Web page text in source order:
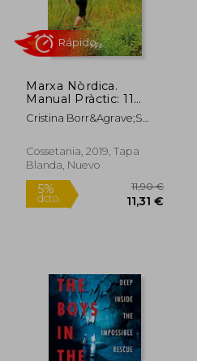
Marxa Nòrdica.
Manual Pràctic: 11
(Manuals de
Muntanya) (en
Cristina Borr&Agrave;S
Cossetania, 2019, Tapa
Blanda, Nuevo
Rápido